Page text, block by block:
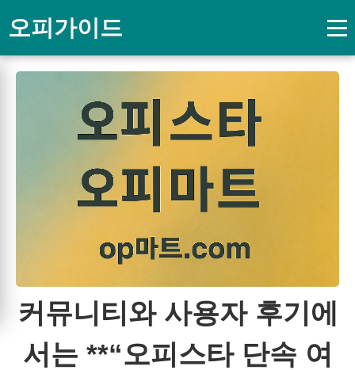
오피가이드
커뮤니티와 사용자 후기에
서는 **“오피스타 단속 여